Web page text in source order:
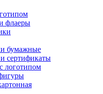
флаеры
бумажные
сертификаты
логотипом